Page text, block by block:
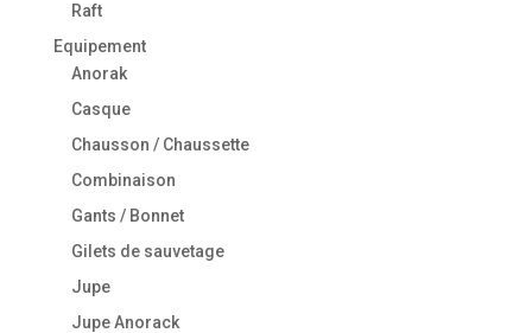
Raft
Equipement
Anorak
Casque
Chausson / Chaussette
Combinaison
Gants / Bonnet
Gilets de sauvetage
Jupe
Jupe Anorack